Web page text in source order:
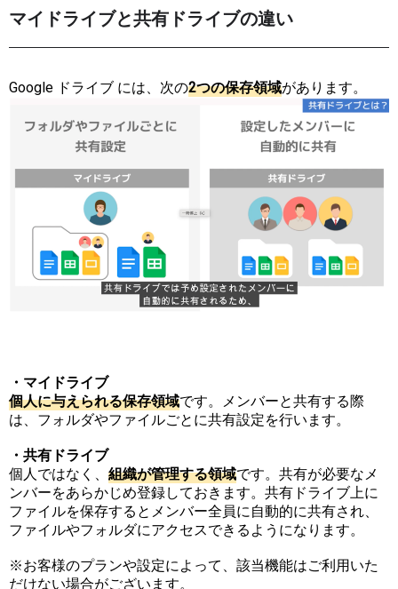
マイドライブと共有ドライブの違い
Google ドライブ には、次の2つの保存領域があります。
・マイドライブ
個人に与えられる保存領域です。メンバーと共有する際
は、フォルダやファイルごとに共有設定を行います。
・共有ドライブ
個人ではなく、 組織が管理する領域です。共有が必要なメ
ンバーをあらかじめ登録しておきます。共有ドライブ上に
ファイルを保存するとメンバー全員に自動的に共有され、
ファイルやフォルダにアクセスできるようになります。
※お客様のプランや設定によって、該当機能はご利用いた
だけない場合がございます。